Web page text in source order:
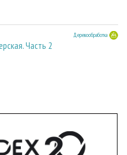
Деревообработка
Часть 2